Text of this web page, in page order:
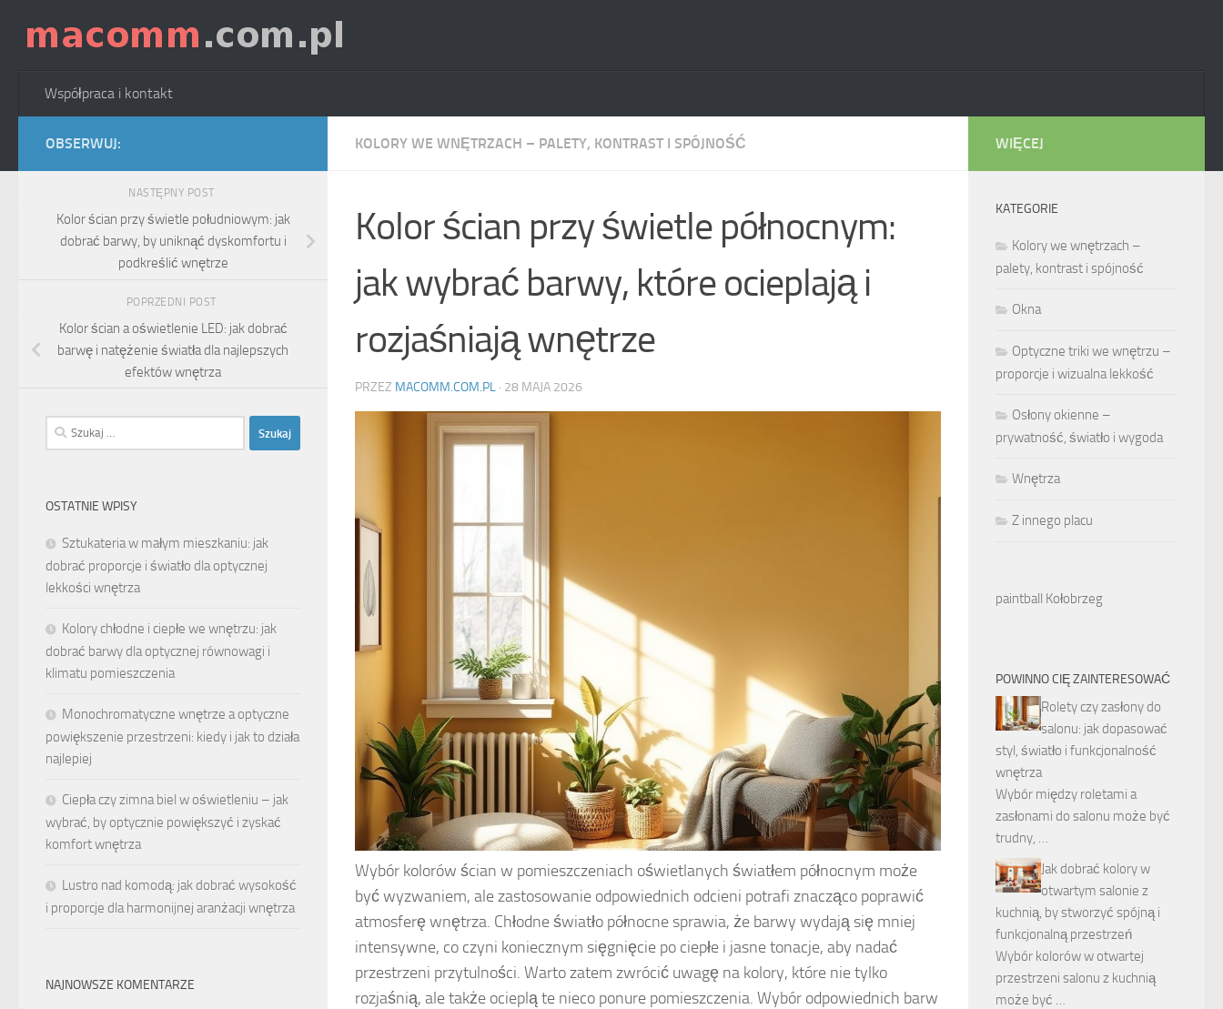
Skip to content
Współpraca i kontakt
KOLORY WE WNĘTRZACH – PALETY, KONTRAST I SPÓJNOŚĆ
Kolor ścian przy świetle północnym:
jak wybrać barwy, które ocieplają i
rozjaśniają wnętrze
PRZEZ MACOMM.COM.PL · 28 MAJA 2026
Wybór kolorów ścian w pomieszczeniach oświetlanych światłem północnym może
być wyzwaniem, ale zastosowanie odpowiednich odcieni potrafi znacząco poprawić
atmosferę wnętrza. Chłodne światło północne sprawia, że barwy wydają się mniej
intensywne, co czyni koniecznym sięgnięcie po ciepłe i jasne tonacje, aby nadać
przestrzeni przytulności. Warto zatem zwrócić uwagę na kolory, które nie tylko
rozjaśnią, ale także ocieplą te nieco ponure pomieszczenia. Wybór odpowiednich barw
OBSERWUJ:
NASTĘPNY POST
Kolor ścian przy świetle południowym: jak
dobrać barwy, by uniknąć dyskomfortu i
podkreślić wnętrze
POPRZEDNI POST
Kolor ścian a oświetlenie LED: jak dobrać
barwę i natężenie światła dla najlepszych
efektów wnętrza
Szukaj:
OSTATNIE WPISY
Sztukateria w małym mieszkaniu: jak
dobrać proporcje i światło dla optycznej
lekkości wnętrza
Kolory chłodne i ciepłe we wnętrzu: jak
dobrać barwy dla optycznej równowagi i
klimatu pomieszczenia
Monochromatyczne wnętrze a optyczne
powiększenie przestrzeni: kiedy i jak to działa
najlepiej
Ciepła czy zimna biel w oświetleniu – jak
wybrać, by optycznie powiększyć i zyskać
komfort wnętrza
Lustro nad komodą: jak dobrać wysokość
i proporcje dla harmonijnej aranżacji wnętrza
NAJNOWSZE KOMENTARZE
WIĘCEJ
KATEGORIE
Kolory we wnętrzach –
palety, kontrast i spójność
Okna
Optyczne triki we wnętrzu –
proporcje i wizualna lekkość
Osłony okienne –
prywatność, światło i wygoda
Wnętrza
Z innego placu
paintball Kołobrzeg
POWINNO CIĘ ZAINTERESOWAĆ
Rolety czy zasłony do
salonu: jak dopasować
styl, światło i funkcjonalność
wnętrza
Wybór między roletami a
zasłonami do salonu może być
trudny, …
Jak dobrać kolory w
otwartym salonie z
kuchnią, by stworzyć spójną i
funkcjonalną przestrzeń
Wybór kolorów w otwartej
przestrzeni salonu z kuchnią
może być …